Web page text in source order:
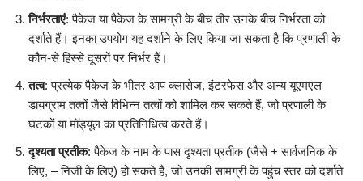
निर्भरताएं: पैकेज या पैकेज के सामग्री के बीच तीर उनके बीच निर्भरता को
दर्शाते हैं। इनका उपयोग यह दर्शाने के लिए किया जा सकता है कि प्रणाली के
कौन-से हिस्से दूसरों पर निर्भर हैं।
तत्व: प्रत्येक पैकेज के भीतर आप क्लासेज, इंटरफेस और अन्य यूएमएल
डायग्राम तत्वों जैसे विभिन्न तत्वों को शामिल कर सकते हैं, जो प्रणाली के
घटकों या मॉड्यूल का प्रतिनिधित्व करते हैं।
दृश्यता प्रतीक: पैकेज के नाम के पास दृश्यता प्रतीक (जैसे + सार्वजनिक के
लिए, – निजी के लिए) हो सकते हैं, जो उनकी सामग्री के पहुंच स्तर को दर्शाते